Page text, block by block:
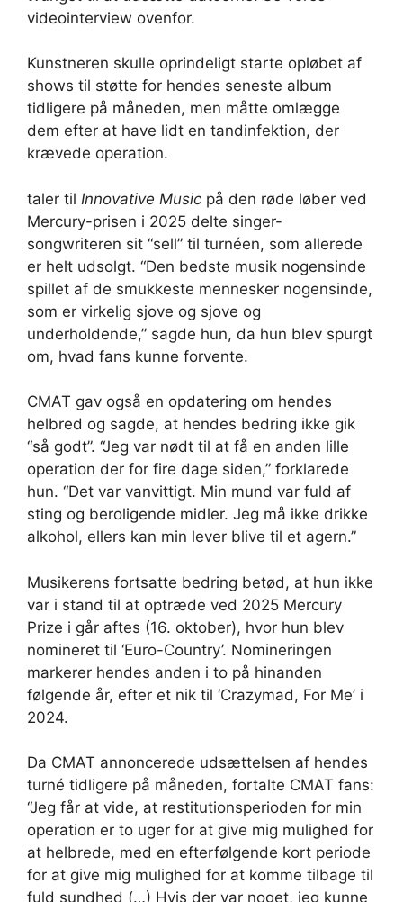
videointerview ovenfor.
Kunstneren skulle oprindeligt starte opløbet af
shows til støtte for hendes seneste album
tidligere på måneden, men måtte omlægge
dem efter at have lidt en tandinfektion, der
krævede operation.
taler til Innovative Music på den røde løber ved
Mercury-prisen i 2025 delte singer-
songwriteren sit “sell” til turnéen, som allerede
er helt udsolgt. “Den bedste musik nogensinde
spillet af de smukkeste mennesker nogensinde,
som er virkelig sjove og sjove og
underholdende,” sagde hun, da hun blev spurgt
om, hvad fans kunne forvente.
CMAT gav også en opdatering om hendes
helbred og sagde, at hendes bedring ikke gik
“så godt”. “Jeg var nødt til at få en anden lille
operation der for fire dage siden,” forklarede
hun. “Det var vanvittigt. Min mund var fuld af
sting og beroligende midler. Jeg må ikke drikke
alkohol, ellers kan min lever blive til et agern.”
Musikerens fortsatte bedring betød, at hun ikke
var i stand til at optræde ved 2025 Mercury
Prize i går aftes (16. oktober), hvor hun blev
nomineret til ‘Euro-Country’. Nomineringen
markerer hendes anden i to på hinanden
følgende år, efter et nik til ‘Crazymad, For Me’ i
2024.
Da CMAT annoncerede udsættelsen af ​​hendes
turné tidligere på måneden, fortalte CMAT fans:
“Jeg får at vide, at restitutionsperioden for min
operation er to uger for at give mig mulighed for
at helbrede, med en efterfølgende kort periode
for at give mig mulighed for at komme tilbage til
fuld sundhed (…) Hvis der var noget, jeg kunne